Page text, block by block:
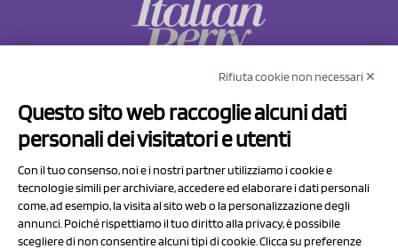
Via Prov.le Sassuolo Vignola 315/1
41057 Spilamberto (MO)
P.I/C.F. 01041460369
REA: MO 208553
Rifiuta cookie non necessari ✕
Questo sito web raccoglie alcuni dati
personali dei visitatori e utenti
Con il tuo consenso, noi e i nostri partner utilizziamo i cookie e
tecnologie simili per archiviare, accedere ed elaborare i dati personali
come, ad esempio, la visita al sito web o la personalizzazione degli
annunci. Poiché rispettiamo il tuo diritto alla privacy, è possibile
scegliere di non consentire alcuni tipi di cookie. Clicca su preferenze